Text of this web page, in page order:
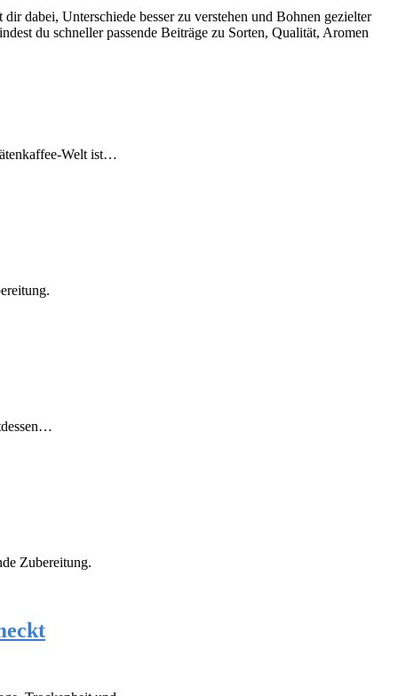
dabei, Unterschiede besser zu verstehen und Bohnen gezielter
du schneller passende Beiträge zu Sorten, Qualität, Aromen
Welt ist…
Zubereitung.